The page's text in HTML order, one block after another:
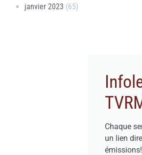
janvier 2023 (65)
Chaque
un lien
émissions!